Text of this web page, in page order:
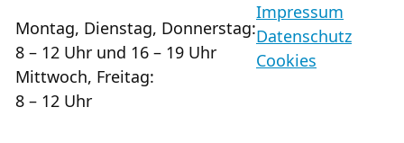
Montag, Dienstag, Donnerstag:
8 – 12 Uhr und 16 – 19 Uhr
Mittwoch, Freitag:
8 – 12 Uhr
Impressum
Datenschutz
Cookies